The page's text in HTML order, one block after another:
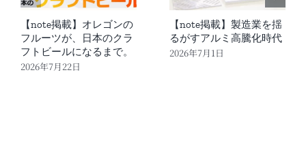
【note掲載】オレゴンの
フルーツが、日本のクラ
フトビールになるまで。
2026年7月22日
【note掲載】製造業を揺
るがすアルミ高騰化時代
2026年7月1日